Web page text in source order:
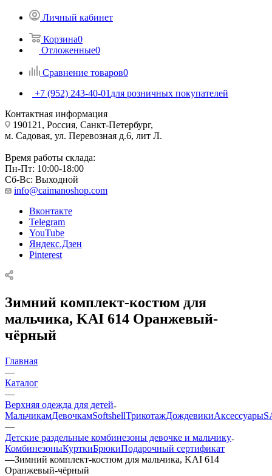
Личный кабинет
Корзина0
Отложенные0
Сравнение товаров0
+7 (952) 243-40-01 для розничных покупателей
Контактная информация
190121, Россия, Санкт-Петербург,
м. Садовая, ул. Перевозная д.6, лит Л.
Время работы склада:
Пн-Пт: 10:00-18:00
Сб-Вс: Выходной
info@caimanoshop.com
Вконтакте
Telegram
YouTube
Яндекс.Дзен
Pinterest
Зимний комплект-костюм для
мальчика, KAI 614 Оранжевый-
чёрный
Главная
—
Каталог
—
Верхняя одежда для детей
МальчикамДевочкамSoftshellТрикотажДождевикиАксессуары
—
Детские раздельные комбинезоны девочке и мальчику
КомбинезоныКурткиБрюкиПодарочный сертификат
—Зимний комплект-костюм для мальчика, KAI 614
Оранжевый-чёрный